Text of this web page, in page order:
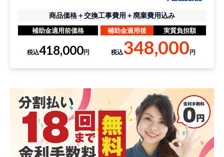
商品価格＋交換工事費用＋廃棄費用込み
補助金適用前価格
税込418,000円
補助金適用後 実質負担額
税込348,000円